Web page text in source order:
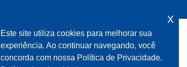
Este site utiliza cookies para melhorar sua
experiência. Ao continuar navegando, você
concorda com nossa Política de Privacidade.
x